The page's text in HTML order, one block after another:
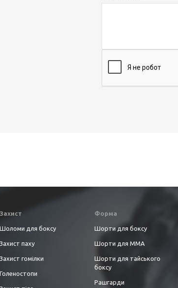
Захист
Шоломи для боксу
Захист паху
Захист гомілки
Голеностопи
Форма
Шорти для боксу
Шорти для ММА
Шорти для тайського
боксу
Рашгарди